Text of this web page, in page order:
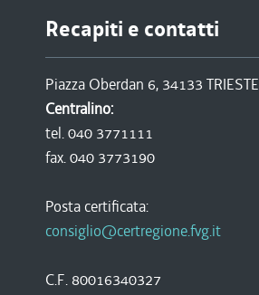
Recapiti e contatti
Piazza Oberdan 6, 34133 TRIESTE
Centralino:
tel. 040 3771111
fax. 040 3773190
Posta certificata:
consiglio@certregione.fvg.it
C.F. 80016340327